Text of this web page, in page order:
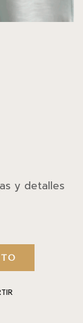
y detalles